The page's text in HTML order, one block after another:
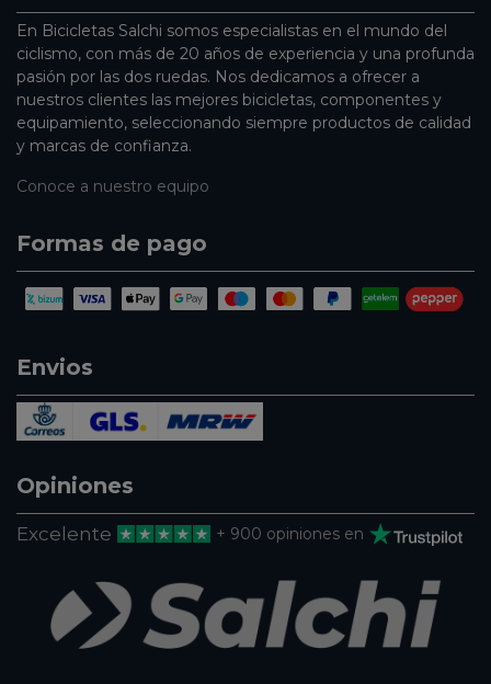
En Bicicletas Salchi somos especialistas en el mundo del
ciclismo, con más de 20 años de experiencia y una profunda
pasión por las dos ruedas. Nos dedicamos a ofrecer a
nuestros clientes las mejores bicicletas, componentes y
equipamiento, seleccionando siempre productos de calidad
y marcas de confianza.
Conoce a nuestro equipo
Formas de pago
Envios
Opiniones
Excelente + 900 opiniones en